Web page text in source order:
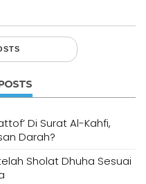
Di Surat Al-Kahfi,
Darah?
Sholat Dhuha Sesuai